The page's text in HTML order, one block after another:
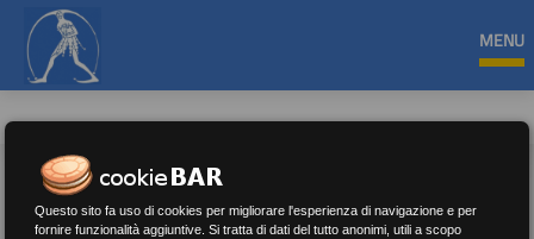
MENU
Questo sito fa uso di cookies per migliorare l'esperienza di navigazione e per
fornire funzionalità aggiuntive. Si tratta di dati del tutto anonimi, utili a scopo